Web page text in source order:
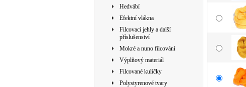
Hedvábí
Efektní vlákna
Filcovací jehly a další
příslušenství
Mokré a nuno filcování
Výplňový materiál
Filcované kuličky
Polystyrenové tvary